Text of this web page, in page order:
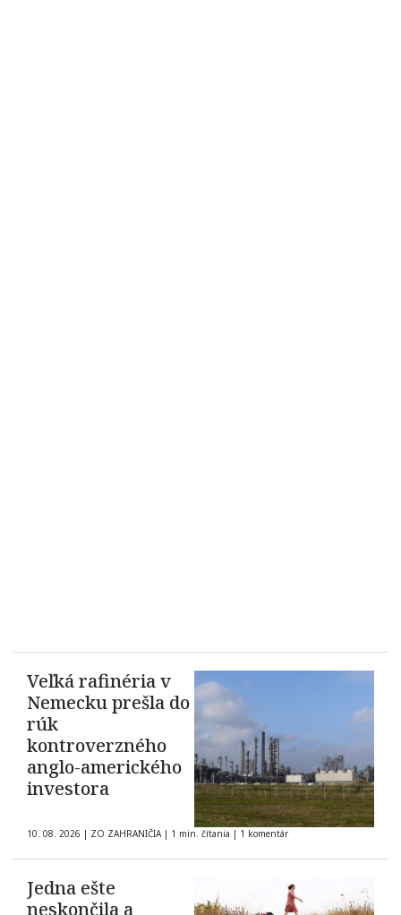
Veľká rafinéria v
Nemecku prešla do
rúk
kontroverzného
anglo-amerického
investora
10. 08. 2026 | ZO ZAHRANIČIA | 1 min. čítania | 1 komentár
Jedna ešte
neskončila a